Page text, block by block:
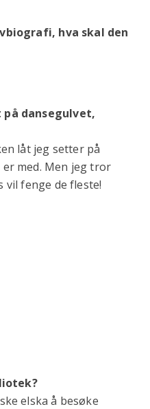
hva skal den
dansegulvet,
låt jeg setter på
med. Men jeg tror
vil fenge de fleste!
elska å besøke